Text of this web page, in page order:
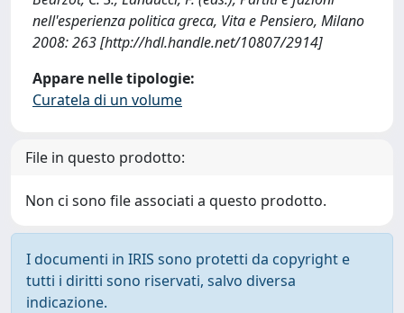
nell'esperienza politica greca, Vita e Pensiero, Milano
2008: 263 [http://hdl.handle.net/10807/2914]
Appare nelle tipologie:
Curatela di un volume
File in questo prodotto:
Non ci sono file associati a questo prodotto.
I documenti in IRIS sono protetti da copyright e
tutti i diritti sono riservati, salvo diversa
indicazione.